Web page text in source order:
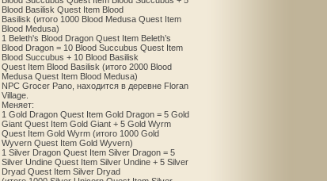
Blood Basilisk Quest Item Blood
Basilisk (итого 1000 Blood Medusa Quest Item
Blood Medusa)
1 Beleth's Blood Dragon Quest Item Beleth’s
Blood Dragon = 10 Blood Succubus Quest Item
Blood Succubus + 10 Blood Basilisk
Quest Item Blood Basilisk (итого 2000 Blood
Medusa Quest Item Blood Medusa)
NPC Grocer Pano, находится в деревне Floran
Village.
Меняет:
1 Gold Dragon Quest Item Gold Dragon = 5 Gold
Giant Quest Item Gold Giant + 5 Gold Wyrm
Quest Item Gold Wyrm (итого 1000 Gold
Wyvern Quest Item Gold Wyvern)
1 Silver Dragon Quest Item Silver Dragon = 5
Silver Undine Quest Item Silver Undine + 5 Silver
Dryad Quest Item Silver Dryad